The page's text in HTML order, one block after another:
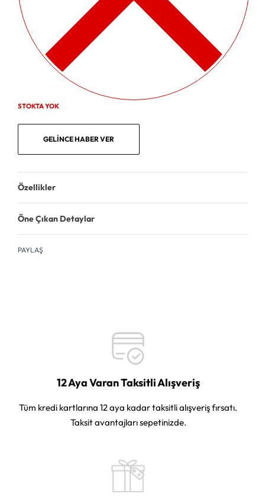
STOKTA YOK
GELINCE HABER VER
Özellikler
Öne Çıkan Detaylar
PAYLAŞ
12 Aya Varan Taksitli Alışveriş
Tüm kredi kartlarına 12 aya kadar taksitli alışveriş fırsatı.
Taksit avantajları sepetinizde.